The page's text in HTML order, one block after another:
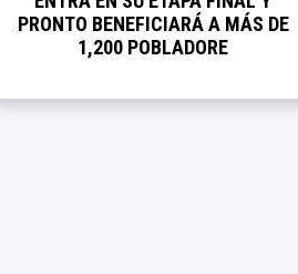
PRONTO BENEFICIARÁ A MÁS DE
1,200 POBLADORE